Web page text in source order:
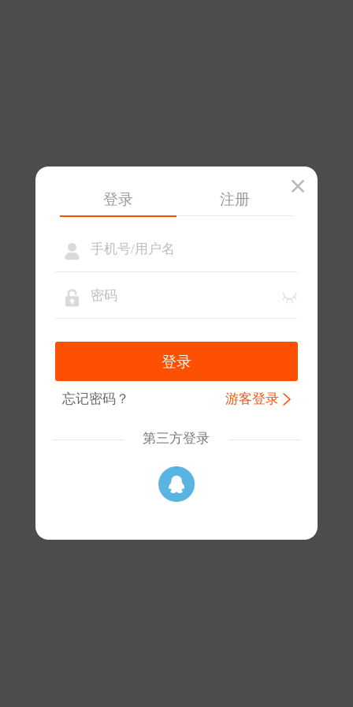
登录 注册
忘记密码？ 游客登录
第三方登录